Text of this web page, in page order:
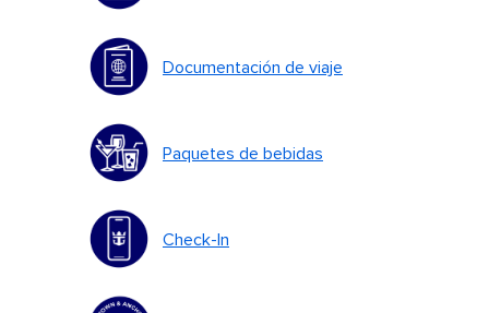
Documentación de viaje
Paquetes de bebidas
Check-In